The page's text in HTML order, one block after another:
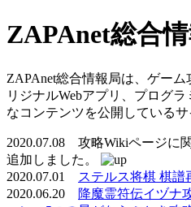
ZAPAnet総合
ZAPAnet総合情報局は、ゲー
リジナルWebアプリ、プログ
なコンテンツを公開しているサ
2020.07.08 攻略Wikiページに
追加しました。
2020.07.01
ステルス将棋 棋譜
2020.06.20
降魔霊符伝イヅナ